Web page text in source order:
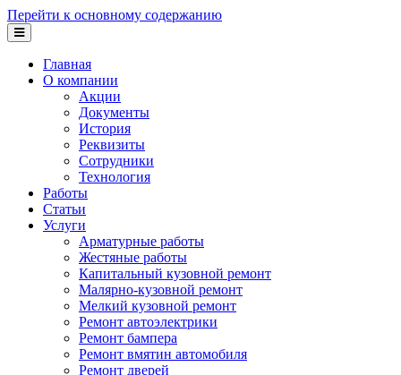
Перейти к основному содержанию
Главная
О компании
Акции
Документы
История
Реквизиты
Сотрудники
Технология
Работы
Статьи
Услуги
Арматурные работы
Жестяные работы
Капитальный кузовной ремонт
Малярно-кузовной ремонт
Мелкий кузовной ремонт
Ремонт автоэлектрики
Ремонт бампера
Ремонт вмятин автомобиля
Ремонт дверей